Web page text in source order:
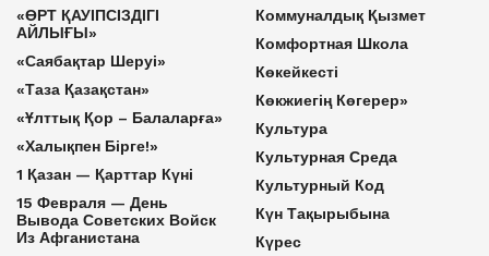
«ӨРТ ҚАУІПСІЗДІГІ
АЙЛЫҒЫ»
«Саябақтар Шеруі»
«Таза Қазақстан»
«Ұлттық Қор – Балаларға»
«Халықпен Бірге!»
1 Қазан — Қарттар Күні
15 Февраля — День
Вывода Советских Войск
Из Афганистана
Коммуналдық Қызмет
Комфортная Школа
Көкейкесті
Көкжиегің Көгерер»
Культура
Культурная Среда
Культурный Код
Күн Тақырыбына
Күрес